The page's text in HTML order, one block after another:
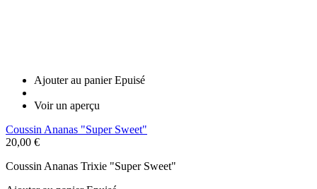
Ajouter au panier Epuisé
Voir un aperçu
Coussin Ananas "Super Sweet"
20,00 €
Coussin Ananas Trixie "Super Sweet"